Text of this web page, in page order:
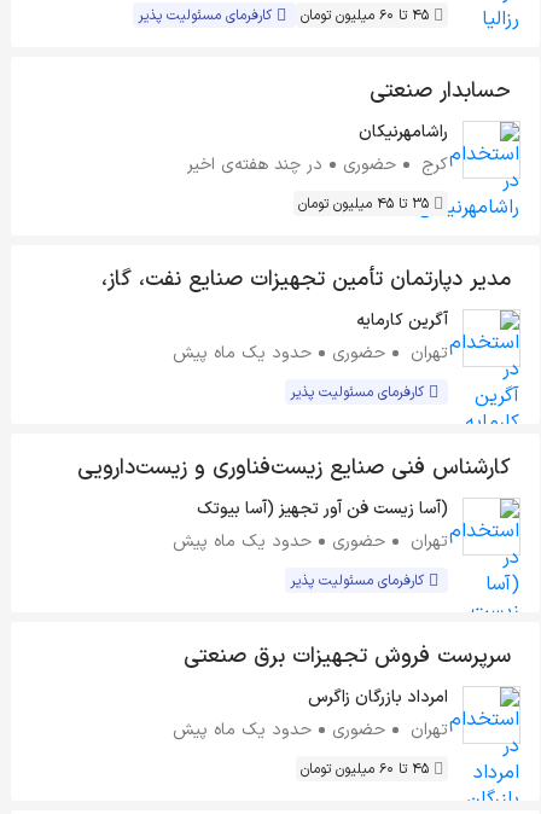
45 تا 60 میلیون تومان کارفرمای مسئولیت پذیر
حسابدار صنعتی
راشامهرنیکان
کرج
حضوری در چند هفته‌ی اخیر
35 تا 45 میلیون تومان
مدیر دپارتمان تأمین تجهیزات صنایع نفت، گاز،
پتروشیمی و فولاد
آگرین کارمایه
تهران
حضوری حدود یک ماه پیش
کارفرمای مسئولیت پذیر
کارشناس فنی صنایع زیست‌فناوری و زیست‌دارویی
(آسا زیست فن آور تجهیز (آسا بیوتک
تهران
حضوری حدود یک ماه پیش
کارفرمای مسئولیت پذیر
سرپرست فروش تجهیزات برق صنعتی
امرداد بازرگان زاگرس
تهران
حضوری حدود یک ماه پیش
45 تا 60 میلیون تومان